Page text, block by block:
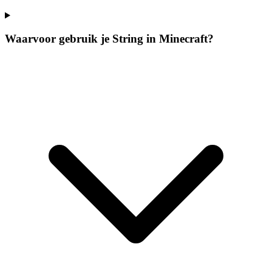
Waarvoor gebruik je String in Minecraft?